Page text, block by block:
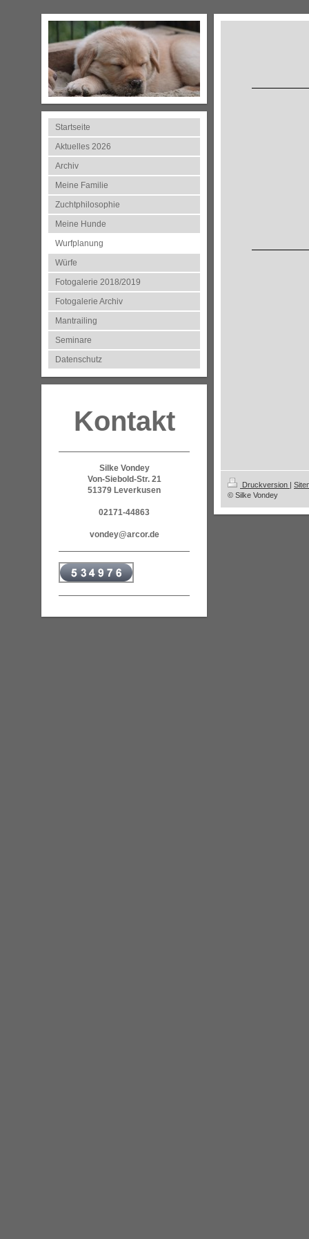
Startseite
Aktuelles 2026
Archiv
Meine Familie
Zuchtphilosophie
Meine Hunde
Wurfplanung
Würfe
Fotogalerie 2018/2019
Fotogalerie Archiv
Mantrailing
Seminare
Datenschutz
Kontakt
Silke Vondey
Von-Siebold-Str. 21
51379 Leverkusen
02171-44863
vondey@arcor.de
Druckversion |
© Silke Vondey